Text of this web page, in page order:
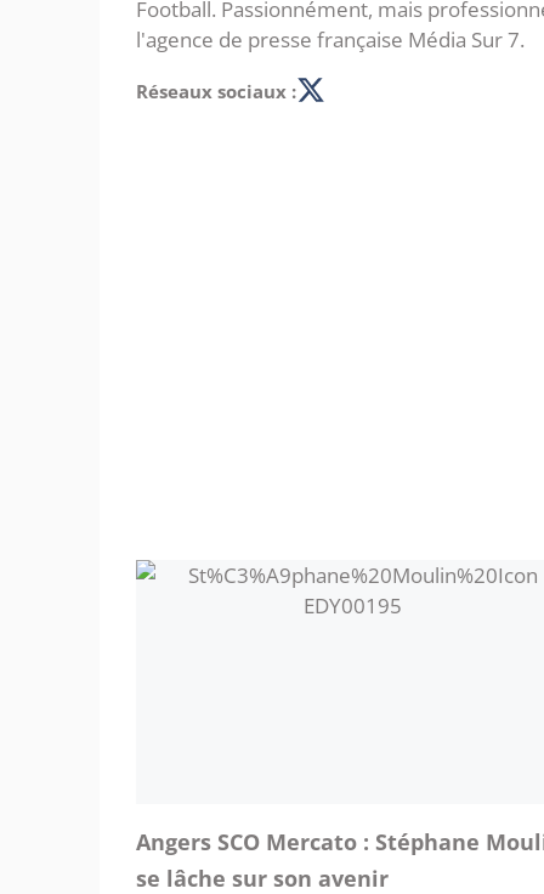
Football. Passionnément, mais
l'agence de presse française Média Sur 7.
Réseaux sociaux :
Angers SCO Mercato : Stéphane
se lâche sur son avenir